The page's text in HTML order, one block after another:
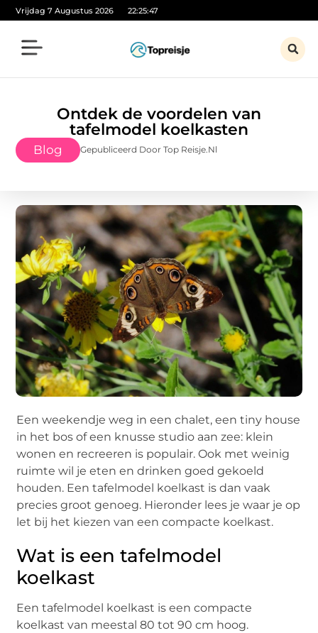
Vrijdag 7 Augustus 2026 22:25:48
Ontdek de voordelen van
tafelmodel koelkasten
Blog Gepubliceerd Door Top Reisje.nl
Een weekendje weg in een chalet, een tiny house
in het bos of een knusse studio aan zee: klein
wonen en recreeren is populair. Ook met weinig
ruimte wil je eten en drinken goed gekoeld
houden. Een tafelmodel koelkast is dan vaak
precies groot genoeg. Hieronder lees je waar je op
let bij het kiezen van een compacte koelkast.
Wat is een tafelmodel
koelkast
Een tafelmodel koelkast is een compacte
koelkast van meestal 80 tot 90 cm hoog.